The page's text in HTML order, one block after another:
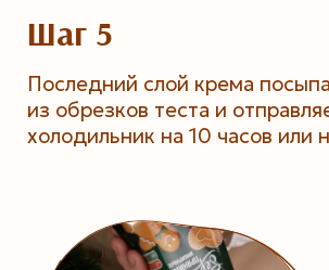
Шаг 5
Последний слой крема
из обрезков теста и
холодильник на 10 часов или